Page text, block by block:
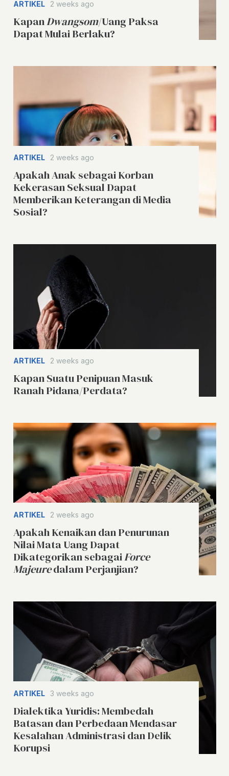
ARTIKEL 2 weeks ago
KapanDwangsom/Uang Paksa
Dapat Mulai Berlaku?
ARTIKEL 2 weeks ago
Apakah Anak sebagai Korban
Kekerasan Seksual Dapat
Memberikan Keterangan di Media
Sosial?
ARTIKEL 2 weeks ago
Kapan Suatu Penipuan Masuk
Ranah Pidana/Perdata?
ARTIKEL 2 weeks ago
Apakah Kenaikan dan Penurunan
Nilai Mata Uang Dapat
Dikategorikan sebagaiForce
Majeuredalam Perjanjian?
ARTIKEL 3 weeks ago
Dialektika Yuridis: Membedah
Batasan dan Perbedaan Mendasar
Kesalahan Administrasi dan Delik
Korupsi